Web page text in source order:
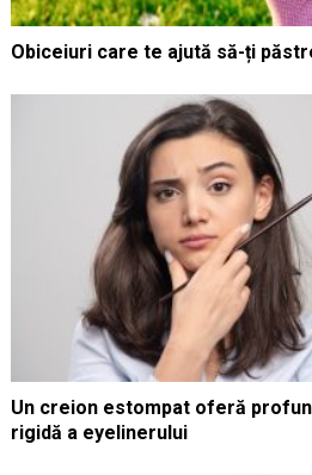
Obiceiuri care te ajută să-ți
Un creion estompat oferă
rigidă a eyelinerului